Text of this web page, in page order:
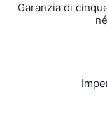
Garanzia di